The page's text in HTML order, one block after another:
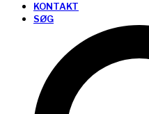
KONTAKT
SØG